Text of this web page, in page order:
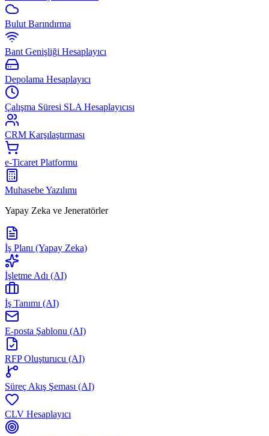
Bulut Barındırma
Bant Genişliği Hesaplayıcı
Depolama Hesaplayıcı
Çalışma Süresi SLA Hesaplayıcısı
CRM Karşılaştırması
e-Ticaret Platformu
Muhasebe Yazılımı
Yapay Zeka ve Jeneratörler
İş Planı (Yapay Zeka)
İşletme Adı (AI)
İş Tanımı (AI)
E-posta Şablonu (AI)
RFP Oluşturucu (AI)
Süreç Akış Şeması (AI)
CLV Hesaplayıcı